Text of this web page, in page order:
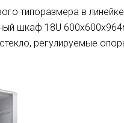
типоразмера в
шкаф 18U
регулируемые